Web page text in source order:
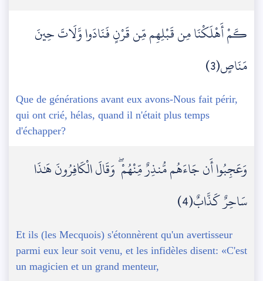
كَمْ أَهْلَكْنَا مِن قَبْلِهِم مِّن قَرْنٍ فَنَادَوا وَّلَاتَ حِينَ
مَنَاصٍ(3)
Que de générations avant eux avons-Nous fait périr,
qui ont crié, hélas, quand il n'était plus temps
d'échapper?
وَعَجِبُوا أَن جَاءَهُم مُّنذِرٌ مِّنْهُمْ ۖ وَقَالَ الْكَافِرُونَ هَٰذَا
سَاحِرٌ كَذَّابٌ(4)
Et ils (les Mecquois) s'étonnèrent qu'un avertisseur
parmi eux leur soit venu, et les infidèles disent: «C'est
un magicien et un grand menteur,